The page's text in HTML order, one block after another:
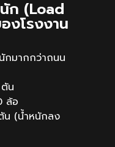
ก (Load
งโรงงาน
กมากกว่าถนน
น
ล้อ
(น้ำหนักลง